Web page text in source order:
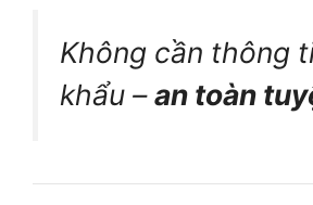
Không cần thông
khẩu –an toàn